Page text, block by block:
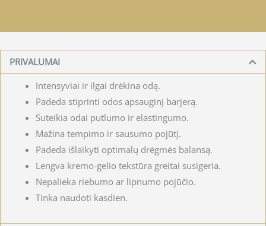
PRIVALUMAI
Intensyviai ir ilgai drėkina odą.
Padeda stiprinti odos apsauginį barjerą.
Suteikia odai putlumo ir elastingumo.
Mažina tempimo ir sausumo pojūtį.
Padeda išlaikyti optimalų drėgmės balansą.
Lengva kremo-gelio tekstūra greitai susigeria.
Nepalieka riebumo ar lipnumo pojūčio.
Tinka naudoti kasdien.